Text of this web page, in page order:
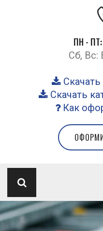
ПН - ПТ:
Сб, Вс:
Скачать
Как